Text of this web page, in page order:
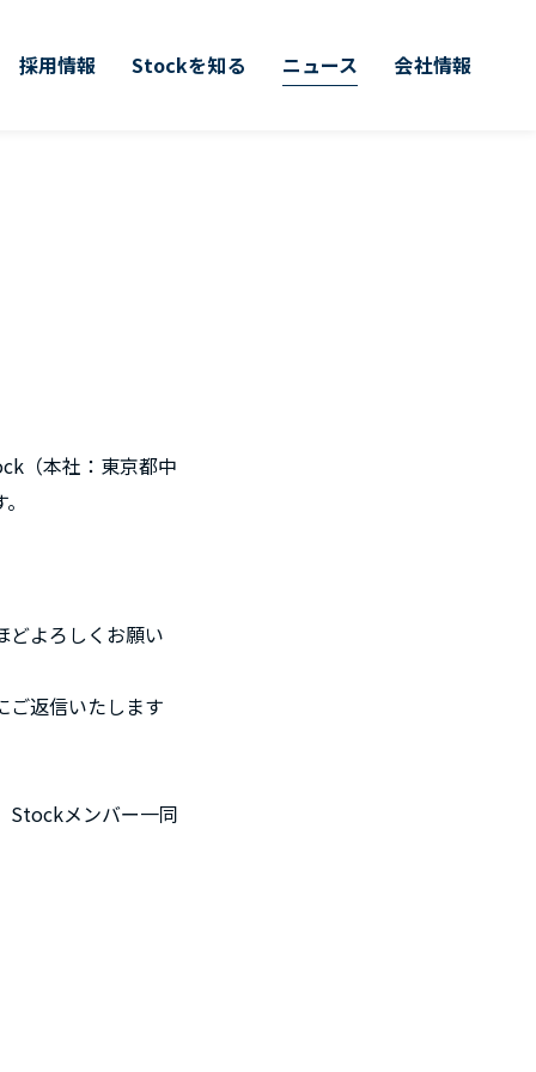
採用情報 Stockを知る ニュース 会社情報
（本社：東京都中
どよろしくお願い
ご返信いたします
Stockメンバー一同